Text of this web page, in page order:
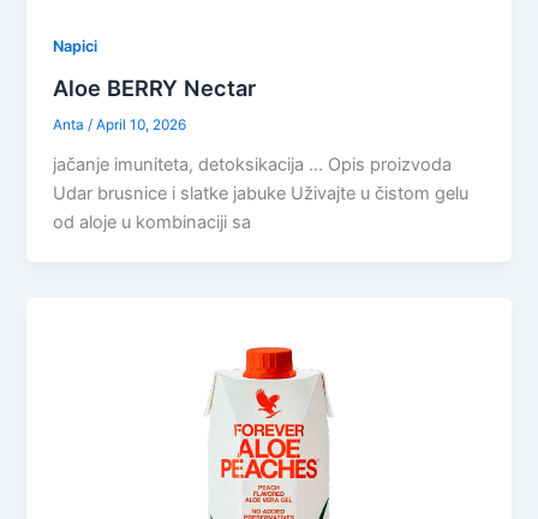
Napici
Aloe BERRY Nectar
Anta /April 10, 2026
jačanje imuniteta, detoksikacija … Opis proizvoda
Udar brusnice i slatke jabuke Uživajte u čistom gelu
od aloje u kombinaciji sa